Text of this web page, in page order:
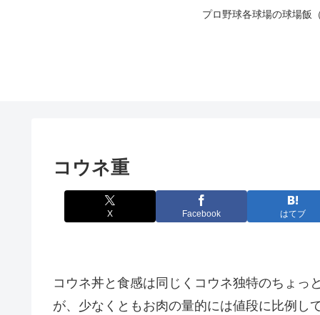
プロ野球各球場の球場飯
コウネ重
X Facebook はてブ
コウネ丼と食感は同じくコウネ独特のちょっ
が、少なくともお肉の量的には値段に比例し